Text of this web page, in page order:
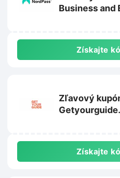
Business and
Získajte
Zľavový
Získajte